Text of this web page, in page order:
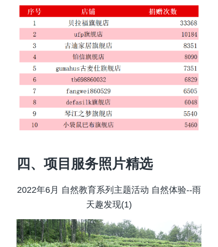
四、项目服务照片精选
2022年6月 自然教育系列主题活动 自然体验--雨
天趣发现(1)